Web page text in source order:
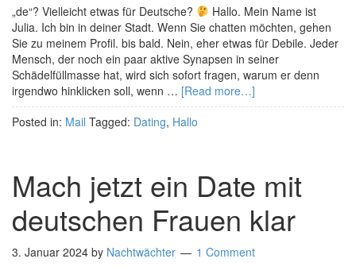
„de“? Vielleicht etwas für Deutsche?
Hallo. Mein Name ist
Julia. Ich bin in deiner Stadt. Wenn Sie chatten möchten, gehen
Sie zu meinem Profil. bis bald. Nein, eher etwas für Debile. Jeder
Mensch, der noch ein paar aktive Synapsen in seiner
Schädelfüllmasse hat, wird sich sofort fragen, warum er denn
irgendwo hinklicken soll, wenn … [Read more…]
Posted in: Mail Tagged: Dating, Hallo
Mach jetzt ein Date mit
deutschen Frauen klar
3. Januar 2024 by Nachtwächter 1 Comment